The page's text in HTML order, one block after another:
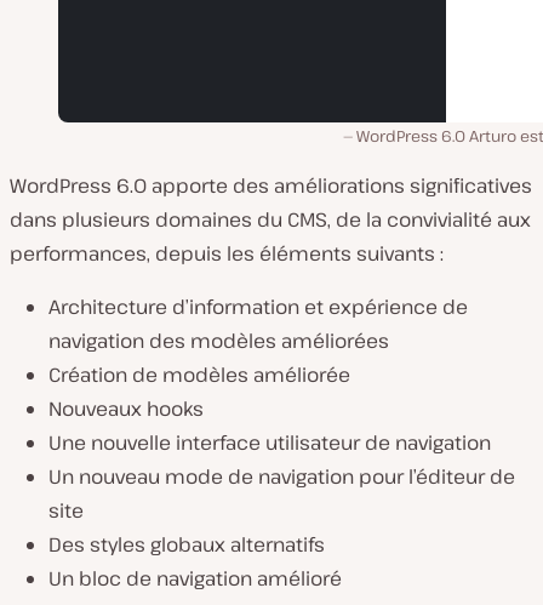
WordPress 6.0 Arturo
WordPress 6.0 apporte des améliorations significatives
dans plusieurs domaines du CMS, de la convivialité aux
performances, depuis les éléments suivants :
Architecture d’information et expérience de
navigation des modèles améliorées
Création de modèles améliorée
Nouveaux hooks
Une nouvelle interface utilisateur de navigation
Un nouveau mode de navigation pour l’éditeur de
site
Des styles globaux alternatifs
Un bloc de navigation amélioré